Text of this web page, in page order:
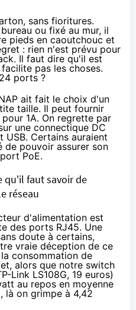
sans fioritures.
ou fixé au mur, il
pieds en caoutchouc et
: rien n'est prévu pour
Il faut dire qu'il est
pas les choses.
ports ?
ait fait le choix d'un
taille. Il peut fournir
1A. On regrette par
une connectique DC
USB. Certains auraient
de pouvoir assurer son
PoE.
qu'il faut savoir de
réseau
d'alimentation est
des ports RJ45. Une
doute à certains,
vraie déception de ce
consommation de
alors que notre switch
Link LS108G, 19 euros)
au repos en moyenne
là on grimpe à 4,42